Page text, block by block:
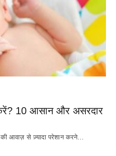
10 आसान और असरदार
आवाज़ से ज़्यादा परेशान करने…